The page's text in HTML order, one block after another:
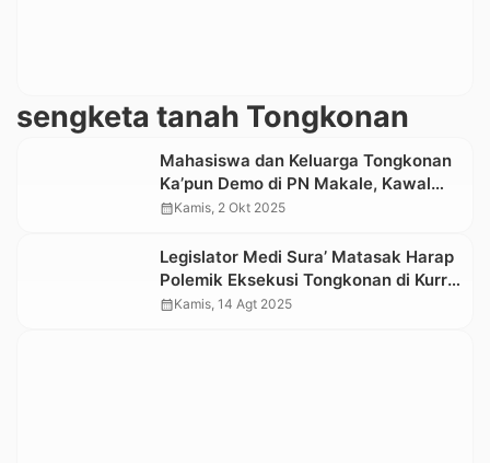
sengketa tanah Tongkonan
Mahasiswa dan Keluarga Tongkonan
Ka’pun Demo di PN Makale, Kawal
Sidang Gugatan Baru
calendar_monthKamis, 2 Okt 2025
Legislator Medi Sura’ Matasak Harap
Polemik Eksekusi Tongkonan di Kurra
Diselesaikan Secara Adat
calendar_monthKamis, 14 Agt 2025